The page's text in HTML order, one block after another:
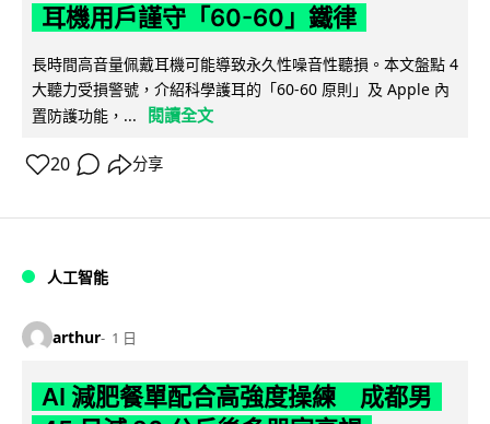
耳機用戶謹守「60-60」鐵律
長時間高音量佩戴耳機可能導致永久性噪音性聽損。本文盤點 4
大聽力受損警號，介紹科學護耳的「60-60 原則」及 Apple 內
置防護功能，...
閱讀全文
20 分享
人工智能
arthur 1 日
AI 減肥餐單配合高強度操練 成都男